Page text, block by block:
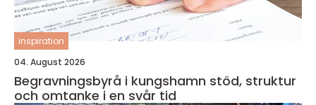
inspiration
04. August 2026
Begravningsbyrå i kungshamn stöd, struktur
och omtanke i en svår tid